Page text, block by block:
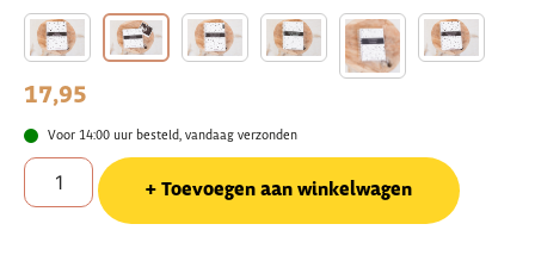
17,95
Voor 14:00 uur besteld, vandaag verzonden
Toevoegen aan winkelwagen